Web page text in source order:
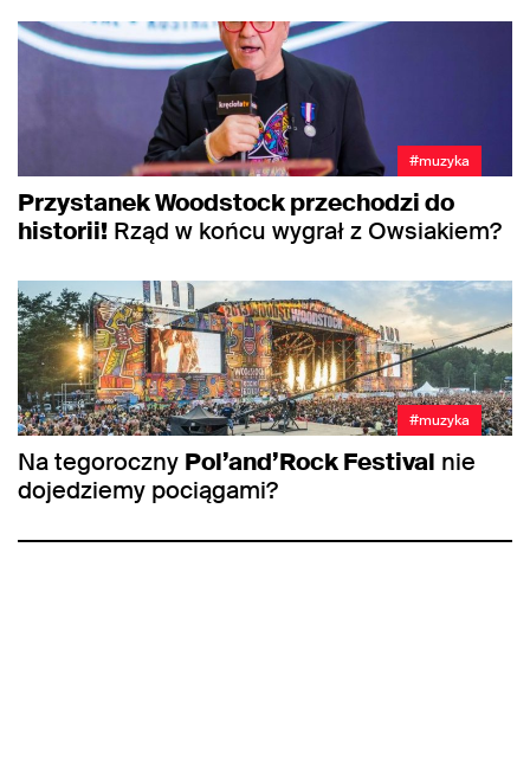
#muzyka
Przystanek Woodstock przechodzi do
historii! Rząd w końcu wygrał z Owsiakiem?
#muzyka
Na tegoroczny Pol’and’Rock Festival nie
dojedziemy pociągami?